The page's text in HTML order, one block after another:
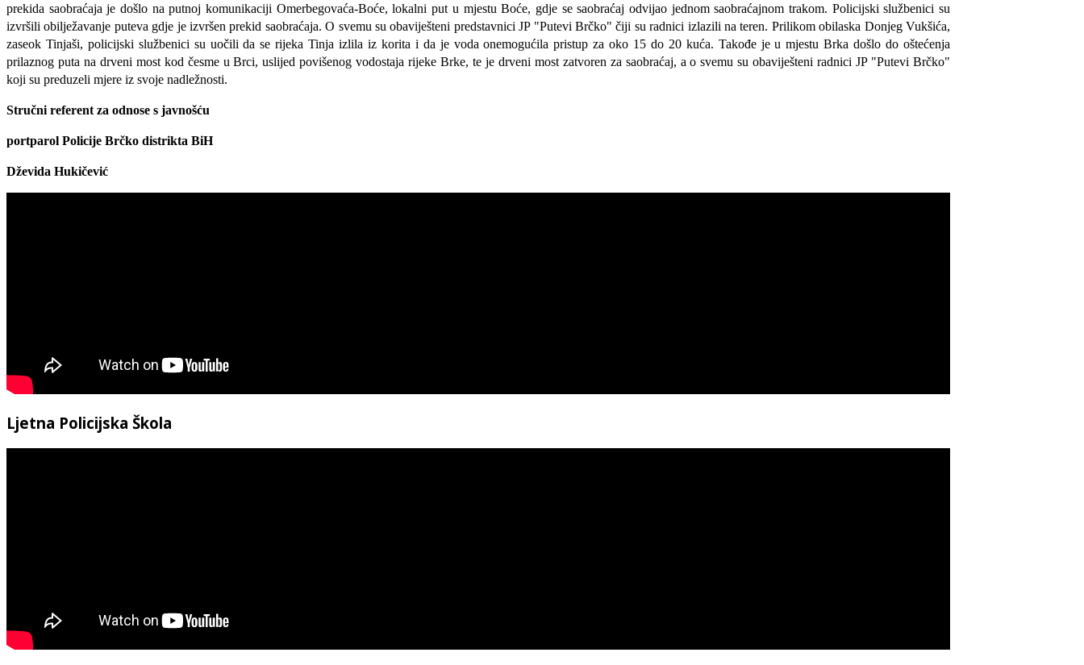
prekida saobraćaja je došlo na putnoj komunikaciji Omerbegovaća-Boće, lokalni put u mjestu Boće, gdje se saobraćaj odvijao jednom saobraćajnom trakom. Policijski službenici su
izvršili obilježavanje puteva gdje je izvršen prekid saobraćaja. O svemu su obaviješteni predstavnici JP "Putevi Brčko" čiji su radnici izlazili na teren. Prilikom obilaska Donjeg Vukšića,
zaseok Tinjaši, policijski službenici su uočili da se rijeka Tinja izlila iz korita i da je voda onemogućila pristup za oko 15 do 20 kuća. Takođe je u mjestu Brka došlo do oštećenja
prilaznog puta na drveni most kod česme u Brci, uslijed povišenog vodostaja rijeke Brke, te je drveni most zatvoren za saobraćaj, a o svemu su obaviješteni radnici JP "Putevi Brčko"
koji su preduzeli mjere iz svoje nadležnosti.
Stručni referent za odnose s javnošću
portparol Policije Brčko distrikta BiH
Dževida Hukičević
Ljetna Policijska Škola